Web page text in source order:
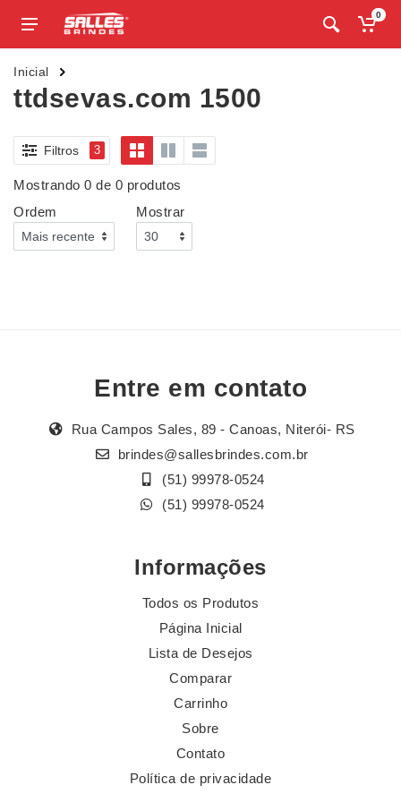
0
Inicial
ttdsevas.com 1500
Filtros 3
Mostrando 0 de 0 produtos
Ordem
Mostrar
Entre em contato
Rua Campos Sales, 89 - Canoas, Niterói- RS
brindes@sallesbrindes.com.br
(51) 99978-0524
(51) 99978-0524
Informações
Todos os Produtos
Página Inicial
Lista de Desejos
Comparar
Carrinho
Sobre
Contato
Política de privacidade